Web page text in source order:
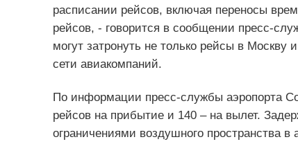
расписании рейсов, включая переносы
рейсов, - говорится в сообщении пресс-
могут затронуть не только рейсы в
сети авиакомпаний.
По информации пресс-службы аэропорта
рейсов на прибытие и 140 – на вылет.
ограничениями воздушного пространства в